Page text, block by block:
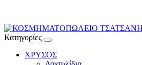
Κατηγορίες
ΧΡΥΣΟΣ